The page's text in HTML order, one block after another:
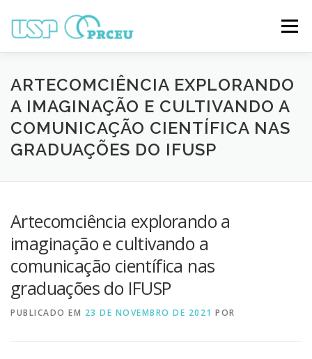
para
Menu
O CONGRESSO PARTICIPAÇÃO VÍDEOS
TRABALHOS ONLINE PROGRAMAÇÃO
ARTECOMCIÊNCIA EXPLORANDO
A IMAGINAÇÃO E CULTIVANDO A
COMUNICAÇÃO CIENTÍFICA NAS
GRADUAÇÕES DO IFUSP
Artecomciência explorando a
imaginação e cultivando a
comunicação científica nas
graduações do IFUSP
PUBLICADO EM 23 DE NOVEMBRO DE 2021 POR